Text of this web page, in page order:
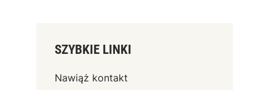
SZYBKIE LINKI
Nawiąż kontakt